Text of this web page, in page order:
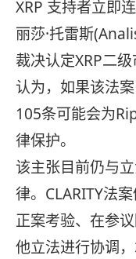
XRP 支持者立即
丽莎·托雷斯
裁决认定XRP二
认为，如果该法
105条可能会为
律保护。
该主张目前仍与
律。CLARITY法
正案考验、在参
他立法进行协调